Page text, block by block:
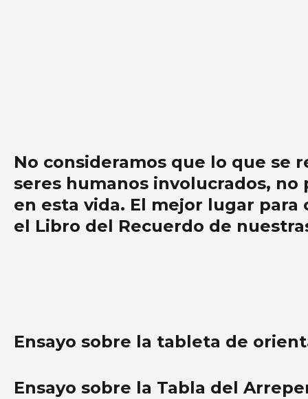
No consideramos que lo que se
seres humanos involucrados,
en esta vida. El mejor lugar
el Libro del Recuerdo de
Ensayo sobre la tableta de
Ensayo sobre la Tabla del